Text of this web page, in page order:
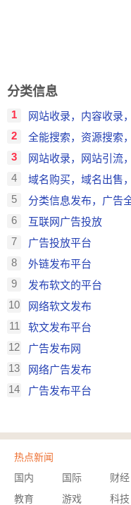
分类信息
1 网站收录，内容收录
2 全能搜索，资源搜索
3 网站收录，网站引流
4 域名购买，域名出售
5 分类信息发布，广告
6 互联网广告投放
7 广告投放平台
8 外链发布平台
9 发布软文的平台
10 网络软文发布
11 软文发布平台
12 广告发布网
13 网络广告发布
14 广告发布平台
热点新闻
国内 国际 财经
教育
游戏 科技